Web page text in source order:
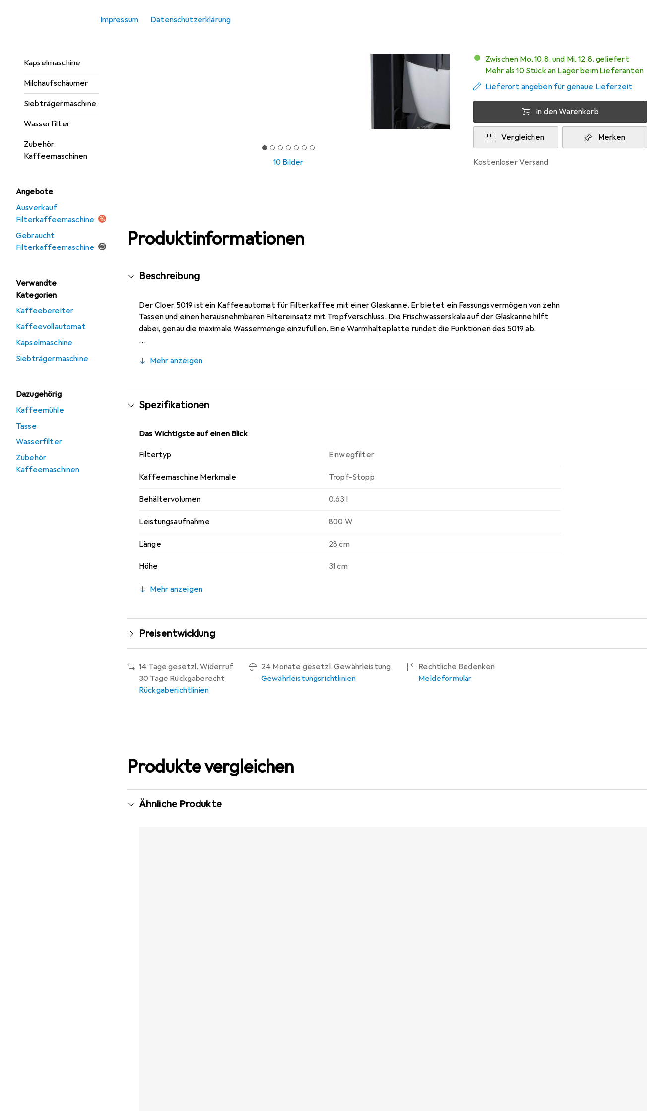
Impressum Datenschutzerklärung
Kapselmaschine
Milchaufschäumer
Siebträgermaschine
Wasserfilter
Zubehör
Kaffeemaschinen
Angebote
Ausverkauf
Filterkaffeemaschine
Gebraucht
Filterkaffeemaschine
Verwandte
Kategorien
Kaffeebereiter
Kaffeevollautomat
Kapselmaschine
Siebträgermaschine
Dazugehörig
Kaffeemühle
Tasse
Wasserfilter
Zubehör
Kaffeemaschinen
10 Bilder
Zwischen Mo, 10.8. und Mi, 12.8. geliefert
Mehr als 10 Stück an Lager beim Lieferanten
Lieferort angeben für genaue Lieferzeit
In den Warenkorb
Vergleichen Merken
kostenloser Versand
Produktinformationen
Beschreibung
Der Cloer 5019 ist ein Kaffeeautomat für Filterkaffee mit einer Glaskanne. Er bietet ein Fassungsvermögen von zehn
Tassen und einen herausnehmbaren Filtereinsatz mit Tropfverschluss. Die Frischwasserskala auf der Glaskanne hilft
dabei, genau die maximale Wassermenge einzufüllen. Eine Warmhalteplatte rundet die Funktionen des 5019 ab.
Mehr anzeigen
Spezifikationen
Das Wichtigste auf einen Blick
Filtertyp Einwegfilter
Kaffeemaschine Merkmale Tropf-Stopp
Behältervolumen 0.63 l
Leistungsaufnahme 800 W
Länge 28 cm
Höhe 31 cm
Mehr anzeigen
Preisentwicklung
14 Tage gesetzl. Widerruf
30 Tage Rückgaberecht
Rückgaberichtlinien
24 Monate gesetzl. Gewährleistung
Gewährleistungsrichtlinien
Rechtliche Bedenken
Meldeformular
Produkte vergleichen
Ähnliche Produkte